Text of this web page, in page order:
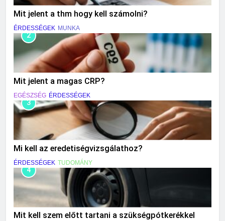
Mit jelent a thm hogy kell számolni?
ÉRDESSÉGEK MUNKA
2
Mit jelent a magas CRP?
EGÉSZSÉG ÉRDESSÉGEK
3
Mi kell az eredetiségvizsgálathoz?
ÉRDESSÉGEK TUDOMÁNY
4
Mit kell szem előtt tartani a szükségpótkerékkel